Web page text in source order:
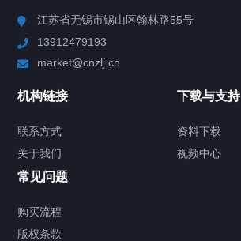
Chiller高精度制冷循环器
TCU温度控制单元
Chiller气体控温系统
江苏省无锡市锡山区翰林路55号
13912479193
market@cnzlj.cn
机构链接
联系方式
关于我们
下载与支持
资料下载
视频中心
常见问题
购买流程
版权条款